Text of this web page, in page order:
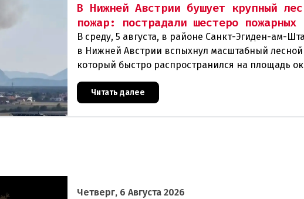
В Нижней Австрии бушует крупный
пожар: пострадали шестеро пожарных
В среду, 5 августа, в районе Санкт-Эгиден-ам-
в Нижней Австрии вспыхнул масштабный
который быстро распространился на площадь
гектаров. В ходе тушения пострадали шесте
Читать далее
Четверг, 6 Августа 2026